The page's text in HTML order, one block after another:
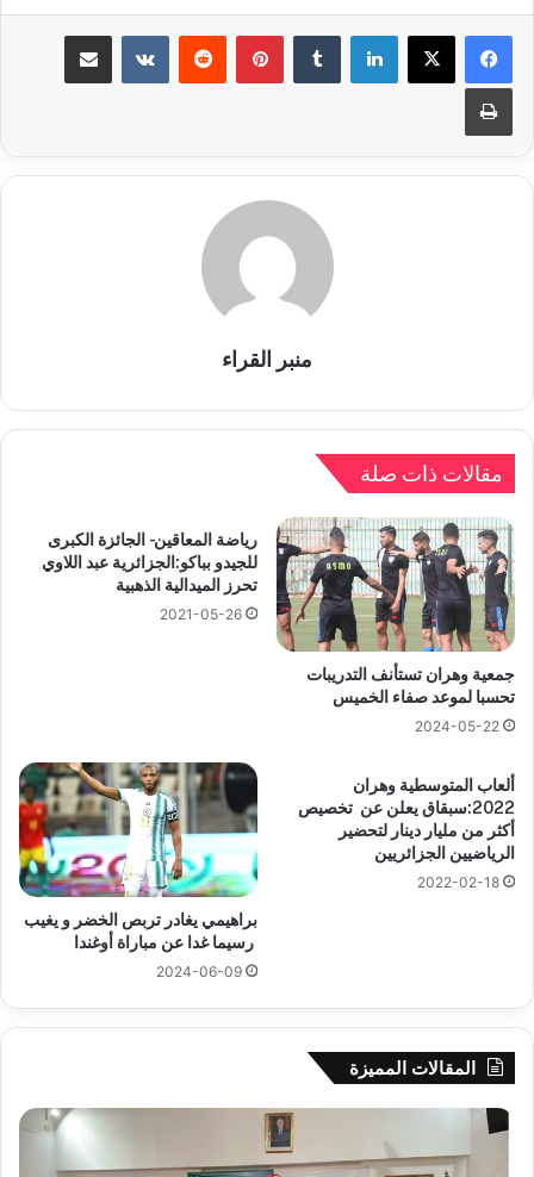
لينكدإن بينتيريست
طباعة
منبر القراء
مقالات ذات صلة
جمعية وهران تستأنف التدريبات
تحسبا لموعد صفاء الخميس
2024-05-22
رياضة المعاقين- الجائزة الكبرى
للجيدو بباكو:الجزائرية عبد اللاوي
تحرز الميدالية الذهبية
2021-05-26
ألعاب المتوسطية وهران
2022:سبقاق يعلن عن تخصيص
أكثر من مليار دينار لتحضير
الرياضيين الجزائريين
2022-02-18
براهيمي يغادر تربص الخضر و يغيب
رسيما غدا عن مباراة أوغندا
2024-06-09
المقالات المميزة
جيجل: